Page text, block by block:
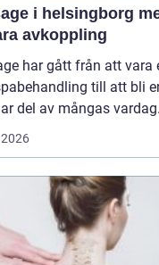
i helsingborg mer
avkoppling
har gått från att vara
till att bli
del av mångas